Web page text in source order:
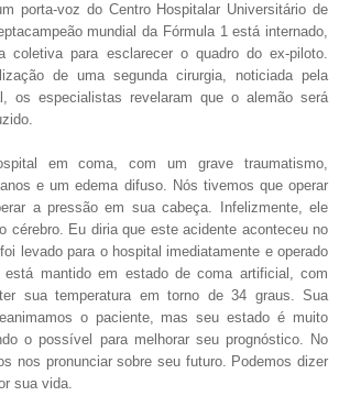
porta-voz do Centro Hospitalar Universitário de
mundial da Fórmula 1 está internado,
coletiva para esclarecer o quadro do ex-piloto.
de uma segunda cirurgia, noticiada pela
os especialistas revelaram que o alemão será
em coma, com um grave traumatismo,
e um edema difuso. Nós tivemos que operar
a pressão em sua cabeça. Infelizmente, ele
cérebro. Eu diria que este acidente aconteceu no
levado para o hospital imediatamente e operado
está mantido em estado de coma artificial, com
sua temperatura em torno de 34 graus. Sua
o paciente, mas seu estado é muito
o possível para melhorar seu prognóstico. No
nos pronunciar sobre seu futuro. Podemos dizer
sua vida.